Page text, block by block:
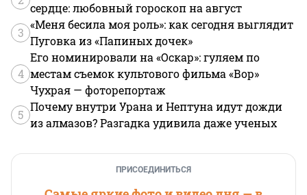
сердце: любовный гороскоп на август
3
«Меня бесила моя роль»: как сегодня выглядит
Пуговка из «Папиных дочек»
4
Его номинировали на «Оскар»: гуляем по
местам съемок культового фильма «Вор»
Чухрая — фоторепортаж
5
Почему внутри Урана и Нептуна идут дожди
из алмазов? Разгадка удивила даже ученых
ПРИСОЕДИНИТЬСЯ